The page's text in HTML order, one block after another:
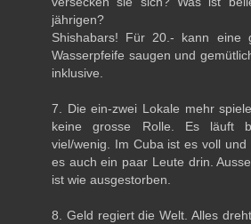
jährigen?
Shishabars! Für 20.- kann eine
Wasserpfeife saugen und
inklusive.
7. Die ein-zwei Lokale mehr
keine grosse Rolle. Es läuft
viel/wenig. Im Cuba ist es voll
es auch ein paar Leute drin.
ist wie ausgestorben.
8. Geld regiert die Welt. Alles